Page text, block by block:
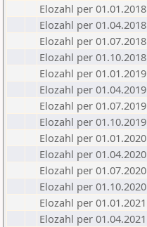
Elozahl per 01.01.2018
Elozahl per 01.04.2018
Elozahl per 01.07.2018
Elozahl per 01.10.2018
Elozahl per 01.01.2019
Elozahl per 01.04.2019
Elozahl per 01.07.2019
Elozahl per 01.10.2019
Elozahl per 01.01.2020
Elozahl per 01.04.2020
Elozahl per 01.07.2020
Elozahl per 01.10.2020
Elozahl per 01.01.2021
Elozahl per 01.04.2021